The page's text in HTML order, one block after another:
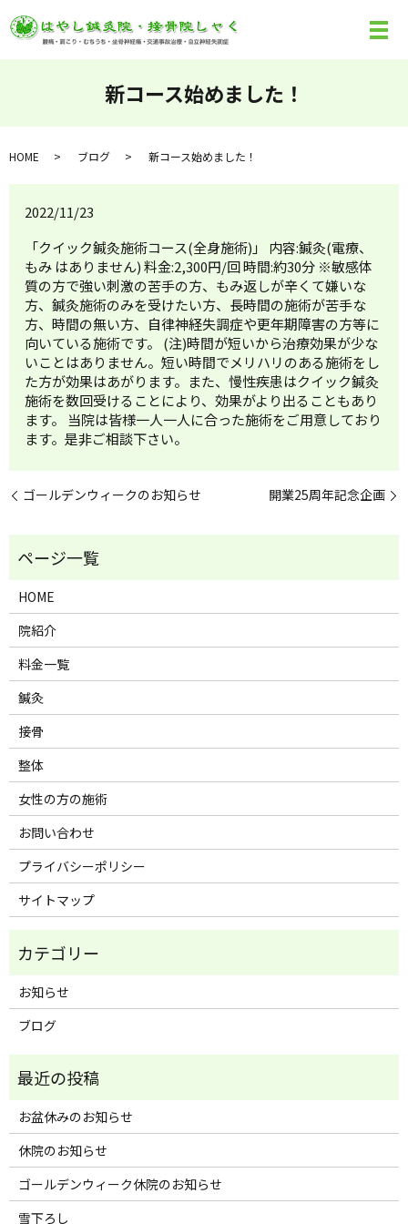
新コース始めました！
HOME ブログ 新コース始めました！
2022/11/23
「クイック鍼灸施術コース(全身施術)」 内容:鍼灸(電療、
もみ はありません) 料金:2,300円/回 時間:約30分 ※敏感体
質の方で強い刺激の苦手の方、もみ返しが辛くて嫌いな
方、鍼灸施術のみを受けたい方、長時間の施術が苦手な
方、時間の無い方、自律神経失調症や更年期障害の方等に
向いている施術です。 (注)時間が短いから治療効果が少な
いことはありません。短い時間でメリハリのある施術をし
た方が効果はあがります。また、慢性疾患はクイック鍼灸
施術を数回受けることにより、効果がより出ることもあり
ます。 当院は皆様一人一人に合った施術をご用意しており
ます。是非ご相談下さい。
ゴールデンウィークのお知らせ 開業25周年記念企画
HOME
院紹介
料金一覧
鍼灸
接骨
整体
女性の方の施術
お問い合わせ
プライバシーポリシー
サイトマップ
お知らせ
ブログ
お盆休みのお知らせ
休院のお知らせ
ゴールデンウィーク休院のお知らせ
雪下ろし